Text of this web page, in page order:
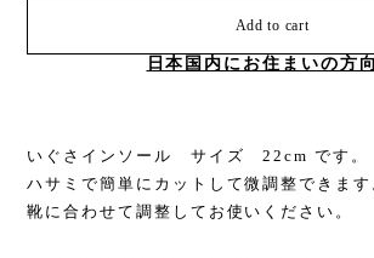
Add to cart
日本国内にお住まいの方
いぐさインソール サイズ 22cm です。
ハサミで簡単にカットして微調整できます
靴に合わせて調整してお使いください。